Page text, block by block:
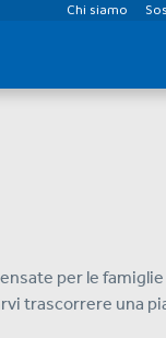
Chi siamo
per le famiglie
trascorrere una